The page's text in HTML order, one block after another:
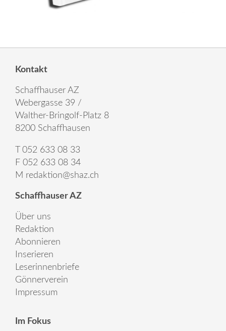
Kontakt
Schaffhauser AZ
Webergasse 39 /
Walther-Bringolf-Platz 8
8200 Schaffhausen
T 052 633 08 33
F 052 633 08 34
M redaktion@shaz.ch
Schaffhauser AZ
Über uns
Redaktion
Abonnieren
Inserieren
Leserinnenbriefe
Gönnerverein
Impressum
Im Fokus